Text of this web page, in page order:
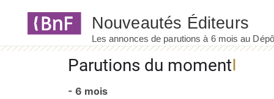
Parutions du moment
- 6 mois